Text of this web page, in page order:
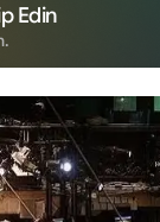
Edin